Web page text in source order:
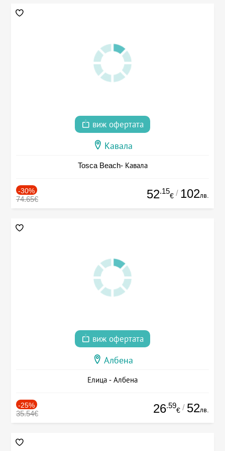
виж офертата
Кавала
Tosca Beach- Кавала
-30%
74.65€ 52.15
€ / 102лв.
виж офертата
Албена
Елица - Албена
-25%
35.54€ 26.59
€ / 52лв.